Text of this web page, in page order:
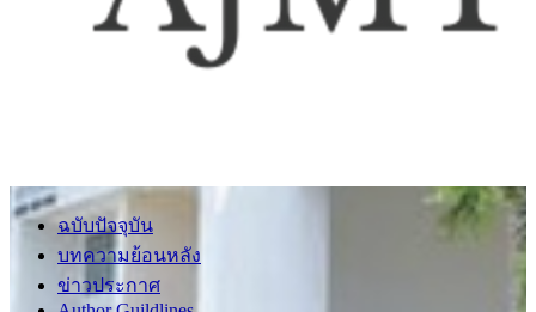
ฉบับปัจจุบัน
บทความย้อนหลัง
ข่าวประกาศ